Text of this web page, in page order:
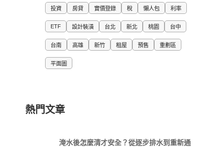
投資 房貸 實價登錄 稅 懶人包 利率
ETF 設計裝潢 台北 新北 桃園 台中
台南 高雄 新竹 租屋 預售 重劃區
平面圖
熱門文章
淹水後怎麼清才安全？從逐步排水到重新通